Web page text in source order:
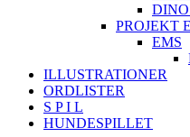
PROJEKT
EMS
ILLUSTRATIONER
ORDLISTER
S P I L
HUNDESPILLET